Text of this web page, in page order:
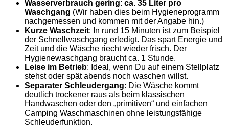
Wasserverbrauch gering: ca. 35 Liter pro
Waschgang (Wir haben dies beim Hygieneprogramm
nachgemessen und kommen mit der Angabe hin.)
Kurze Waschzeit: In rund 15 Minuten ist zum Beispiel
der Schnellwaschgang erledigt. Das spart Energie und
Zeit und die Wäsche riecht wieder frisch. Der
Hygienewaschgang braucht ca. 1 Stunde.
Leise im Betrieb: Ideal, wenn Du auf einem Stellplatz
stehst oder spät abends noch waschen willst.
Separater Schleudergang: Die Wäsche kommt
deutlich trockener raus als beim klassischen
Handwaschen oder den „primitiven“ und einfachen
Camping Waschmaschinen ohne leistungsfähige
Schleuderfunktion.